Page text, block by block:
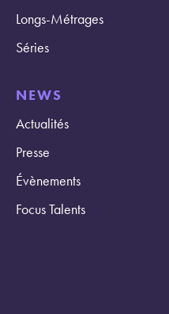
Longs-Métrages
Séries
NEWS
Actualités
Presse
Évènements
Focus Talents